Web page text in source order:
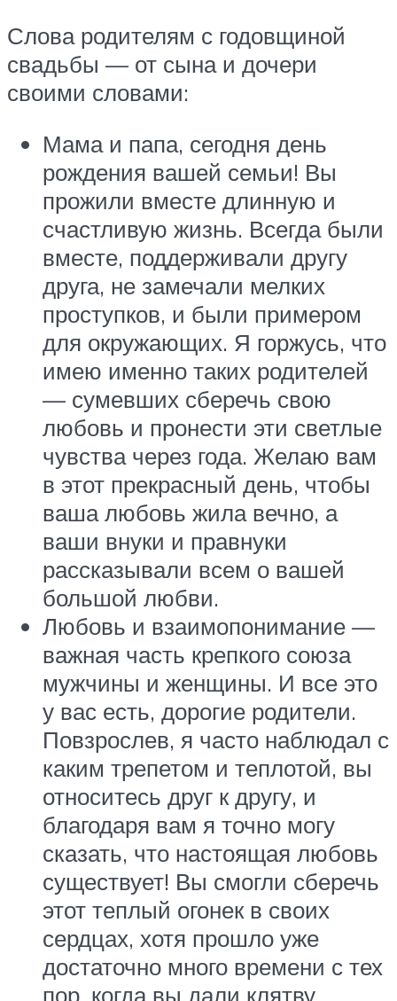
Слова родителям с годовщиной
свадьбы — от сына и дочери
своими словами:
Мама и папа, сегодня день
рождения вашей семьи! Вы
прожили вместе длинную и
счастливую жизнь. Всегда были
вместе, поддерживали другу
друга, не замечали мелких
проступков, и были примером
для окружающих. Я горжусь, что
имею именно таких родителей
— сумевших сберечь свою
любовь и пронести эти светлые
чувства через года. Желаю вам
в этот прекрасный день, чтобы
ваша любовь жила вечно, а
ваши внуки и правнуки
рассказывали всем о вашей
большой любви.
Любовь и взаимопонимание —
важная часть крепкого союза
мужчины и женщины. И все это
у вас есть, дорогие родители.
Повзрослев, я часто наблюдал с
каким трепетом и теплотой, вы
относитесь друг к другу, и
благодаря вам я точно могу
сказать, что настоящая любовь
существует! Вы смогли сберечь
этот теплый огонек в своих
сердцах, хотя прошло уже
достаточно много времени с тех
пор, когда вы дали клятву